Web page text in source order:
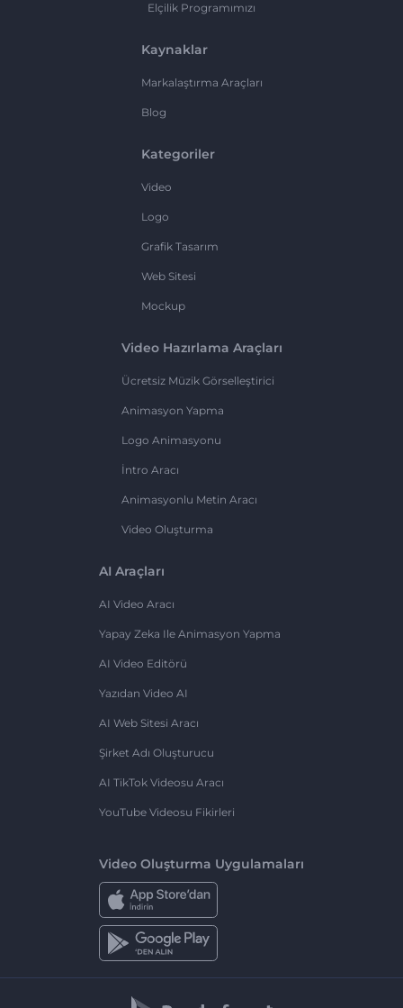
Elçilik Programımızı
Kaynaklar
Markalaştırma Araçları
Blog
Kategoriler
Video
Logo
Grafik Tasarım
Web Sitesi
Mockup
Video Hazırlama Araçları
Ücretsiz Müzik Görselleştirici
Animasyon Yapma
Logo Animasyonu
İntro Aracı
Animasyonlu Metin Aracı
Video Oluşturma
AI Araçları
AI Video Aracı
Yapay Zeka Ile Animasyon Yapma
AI Video Editörü
Yazıdan Video AI
AI Web Sitesi Aracı
Şirket Adı Oluşturucu
AI TikTok Videosu Aracı
YouTube Videosu Fikirleri
Video Oluşturma Uygulamaları